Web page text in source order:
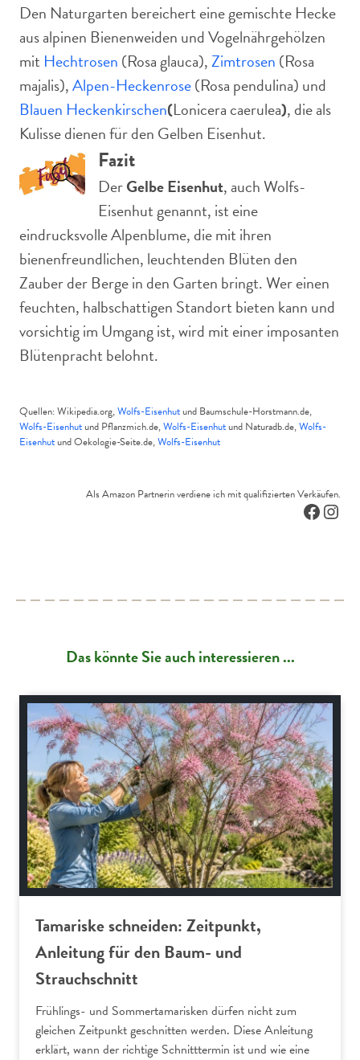
Den Naturgarten bereichert eine gemischte Hecke
aus alpinen Bienenweiden und Vogelnährgehölzen
mit Hechtrosen (Rosa glauca),Zimtrosen (Rosa
majalis),Alpen-Heckenrose(Rosa pendulina) und
Blauen Heckenkirschen(Lonicera caerulea), die als
Kulisse dienen für den Gelben Eisenhut.
Fazit
DerGelbe Eisenhut, auch Wolfs-
Eisenhut genannt, ist eine
eindrucksvolle Alpenblume, die mit ihren
bienenfreundlichen, leuchtenden Blüten den
Zauber der Berge in den Garten bringt. Wer einen
feuchten, halbschattigen Standort bieten kann und
vorsichtig im Umgang ist, wird mit einer imposanten
Blütenpracht belohnt.
Quellen: Wikipedia.org,Wolfs-Eisenhutund Baumschule-Horstmann.de,
Wolfs-Eisenhutund Pflanzmich.de,Wolfs-Eisenhutund Naturadb.de,Wolfs-
Eisenhutund Oekologie-Seite.de,Wolfs-Eisenhut
Als Amazon Partnerin verdiene ich mit qualifizierten Verkäufen.
Das könnte Sie auch interessieren ...
Gartenpraxis
Tamariske schneiden: Zeitpunkt,
Anleitung für den Baum- und
Strauchschnitt
Frühlings- und Sommertamarisken dürfen nicht zum
gleichen Zeitpunkt geschnitten werden. Diese Anleitung
erklärt, wann der richtige Schnitttermin ist und wie eine